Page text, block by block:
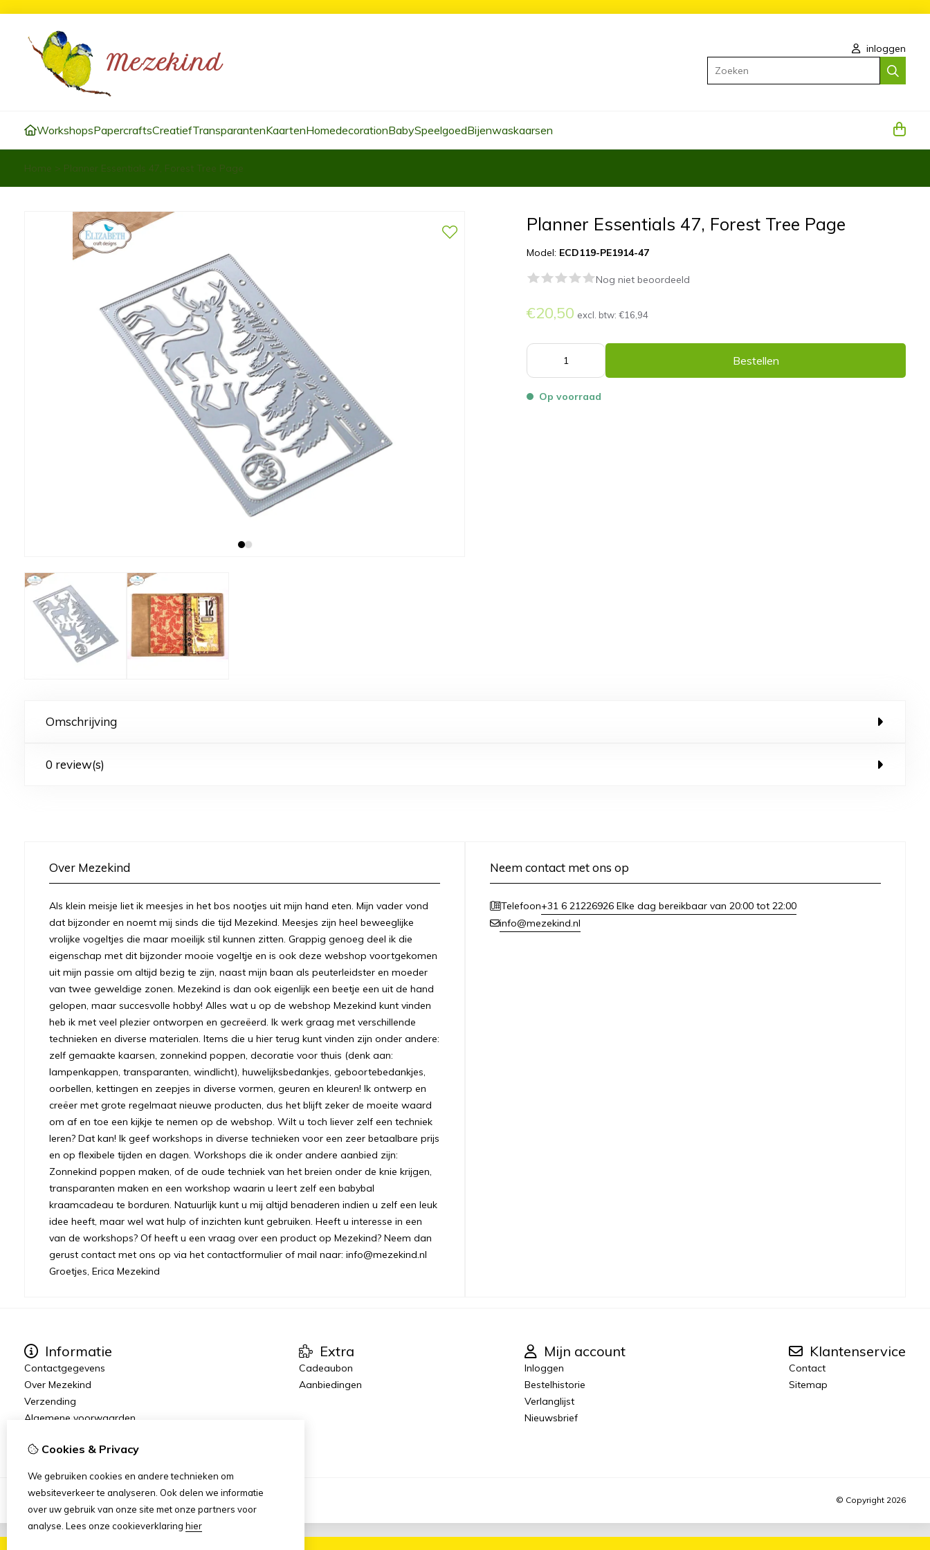
inloggen
Zoeken
WorkshopsPapercraftsCreatiefTransparantenKaartenHomedecorationBabySpeelgoedBijenwaskaarsen
Home Planner Essentials 47, Forest Tree Page
Planner Essentials 47, Forest Tree Page
Model: ECD119-PE1914-47
Nog niet beoordeeld
€20,50 excl. btw:€16,94
Bestellen
Op voorraad
Omschrijving
0 review(s)
Over Mezekind
Als klein meisje liet ik meesjes in het bos nootjes uit mijn hand eten. Mijn vader vond
dat bijzonder en noemt mij sinds die tijd Mezekind. Meesjes zijn heel beweeglijke
vrolijke vogeltjes die maar moeilijk stil kunnen zitten. Grappig genoeg deel ik die
eigenschap met dit bijzonder mooie vogeltje en is ook deze webshop voortgekomen
uit mijn passie om altijd bezig te zijn, naast mijn baan als peuterleidster en moeder
van twee geweldige zonen. Mezekind is dan ook eigenlijk een beetje een uit de hand
gelopen, maar succesvolle hobby! Alles wat u op de webshop Mezekind kunt vinden
heb ik met veel plezier ontworpen en gecreëerd. Ik werk graag met verschillende
technieken en diverse materialen. Items die u hier terug kunt vinden zijn onder andere:
zelf gemaakte kaarsen, zonnekind poppen, decoratie voor thuis (denk aan:
lampenkappen, transparanten, windlicht), huwelijksbedankjes, geboortebedankjes,
oorbellen, kettingen en zeepjes in diverse vormen, geuren en kleuren! Ik ontwerp en
creëer met grote regelmaat nieuwe producten, dus het blijft zeker de moeite waard
om af en toe een kijkje te nemen op de webshop. Wilt u toch liever zelf een techniek
leren? Dat kan! Ik geef workshops in diverse technieken voor een zeer betaalbare prijs
en op flexibele tijden en dagen. Workshops die ik onder andere aanbied zijn:
Zonnekind poppen maken, of de oude techniek van het breien onder de knie krijgen,
transparanten maken en een workshop waarin u leert zelf een babybal
kraamcadeau te borduren. Natuurlijk kunt u mij altijd benaderen indien u zelf een leuk
idee heeft, maar wel wat hulp of inzichten kunt gebruiken. Heeft u interesse in een
van de workshops? Of heeft u een vraag over een product op Mezekind? Neem dan
gerust contact met ons op via het contactformulier of mail naar: info@mezekind.nl
Groetjes, Erica Mezekind
Neem contact met ons op
Telefoon+31 6 21226926 Elke dag bereikbaar van 20:00 tot 22:00
info@mezekind.nl
Informatie
Contactgegevens
Over Mezekind
Verzending
Algemene voorwaarden
Extra
Cadeaubon
Aanbiedingen
Mijn account
Inloggen
Bestelhistorie
Verlanglijst
Nieuwsbrief
Klantenservice
Contact
Sitemap
© Copyright 2026
Cookies & Privacy
We gebruiken cookies en andere technieken om
websiteverkeer te analyseren. Ook delen we informatie
over uw gebruik van onze site met onze partners voor
analyse. Lees onze cookieverklaring hier